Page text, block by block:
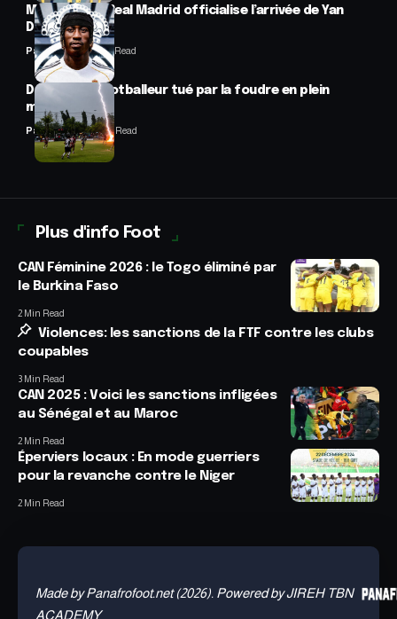
Mercato : Le Real Madrid officialise l’arrivée de Yan
Diomandé
Panafrofoot1 Min Read
Drame : un footballeur tué par la foudre en plein
match
Panafrofoot2 Min Read
Plus d'info Foot
CAN Féminine 2026 : le Togo éliminé par
le Burkina Faso
2 Min Read
Violences: les sanctions de la FTF contre les clubs
coupables
3 Min Read
CAN 2025 : Voici les sanctions infligées
au Sénégal et au Maroc
2 Min Read
Éperviers locaux : En mode guerriers
pour la revanche contre le Niger
2 Min Read
Made by Panafrofoot.net (2026). Powered by JIREH TBN
ACADEMY